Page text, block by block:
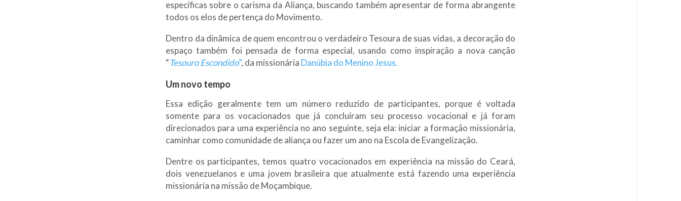
específicas sobre o carisma da Aliança, buscando também apresentar de forma abrangente
todos os elos de pertença do Movimento.
Dentro da dinâmica de quem encontrou o verdadeiro Tesoura de suas vidas, a decoração do
espaço também foi pensada de forma especial, usando como inspiração a nova canção
“Tesouro Escondido”, da missionária Danúbia do Menino Jesus.
Um novo tempo
Essa edição geralmente tem um número reduzido de participantes, porque é voltada
somente para os vocacionados que já concluíram seu processo vocacional e já foram
direcionados para uma experiência no ano seguinte, seja ela: iniciar a formação missionária,
caminhar como comunidade de aliança ou fazer um ano na Escola de Evangelização.
Dentre os participantes, temos quatro vocacionados em experiência na missão do Ceará,
dois venezuelanos e uma jovem brasileira que atualmente está fazendo uma experiência
missionária na missão de Moçambique.